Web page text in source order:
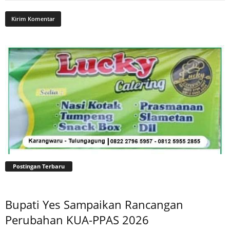
Postingan Terbaru
Bupati Yes Sampaikan Rancangan
Perubahan KUA-PPAS 2026